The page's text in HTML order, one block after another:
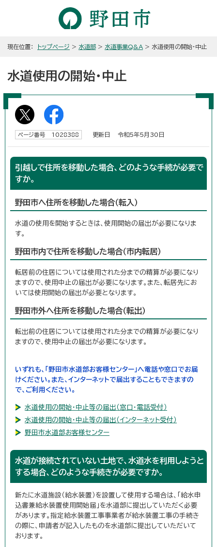
現在位置： トップページ > 水道部 > 水道事業Q&A > 水道使用の開始・中止
水道使用の開始・中止
ページ番号 1028388 更新日 令和5年5月30日
引越しで住所を移動した場合、どのような手続が必要で
すか。
野田市へ住所を移動した場合（転入）
水道の使用を開始するときは、使用開始の届出が必要になりま
す。
野田市内で住所を移動した場合（市内転居）
転居前の住居については使用された分までの精算が必要になり
ますので、使用中止の届出が必要になります。また、転居先にお
いては使用開始の届出が必要となります。
野田市外へ住所を移動した場合（転出）
転出前の住居については使用された分までの精算が必要になり
ますので、使用中止の届出が必要になります。
いずれも、「野田市水道部お客様センター」へ電話や窓口でお届
けください。また、インターネットで届出することもできますの
で、ご利用ください。
水道使用の開始・中止等の届出（窓口・電話受付）
水道使用の開始・中止等の届出（インターネット受付）
野田市水道部お客様センター
水道が接続されていない土地で、水道水を利用しようと
する場合、どのような手続きが必要ですか。
新たに水道施設（給水装置）を設置して使用する場合は、「給水申
込書兼給水装置使用開始届」を水道部に提出していただく必要
があります。指定給水装置工事事業者が給水装置工事の手続き
の際に、申請者が記入したものを水道部に提出していただいて
おります。